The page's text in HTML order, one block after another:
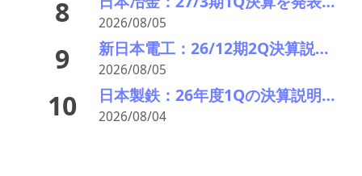
8 2026/08/05
9 新日本電工：26/12期2Q決算説明会を開催。業績見通しを修正
2026/08/05
10 日本製鉄：26年度1Qの決算説明会。USスチールが業績を牽引し業績見通しを上方修正
2026/08/04